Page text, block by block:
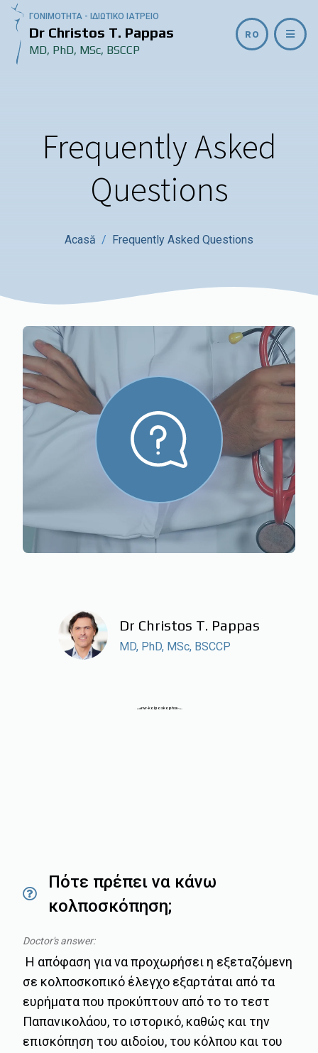
ΓΟΝΙΜΟΤΗΤΑ - ΙΔΙΩΤΙΚΟ ΙΑΤΡΕΙΟ
Dr Christos T. Pappas
MD, PhD, MSc, BSCCP
RO
Frequently Asked
Questions
Acasă Frequently Asked Questions
Dr Christos T. Pappas
MD, PhD, MSc, BSCCP
Πότε πρέπει να κάνω
κολποσκόπηση;
Doctor's answer:
Η απόφαση για να προχωρήσει η εξεταζόμενη
σε κολποσκοπικό έλεγχο εξαρτάται από τα
ευρήματα που προκύπτουν από το το τεστ
Παπανικολάου, το ιστορικό, καθώς και την
επισκόπηση του αιδοίου, του κόλπου και του